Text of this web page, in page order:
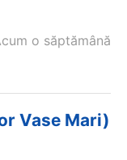
o săptămână
Vase Mari)